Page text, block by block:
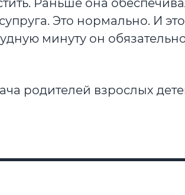
Раньше она
Это нормально. И это
минуту он
родителей взрослых